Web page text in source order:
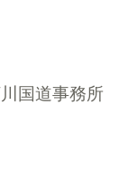
国道事務所